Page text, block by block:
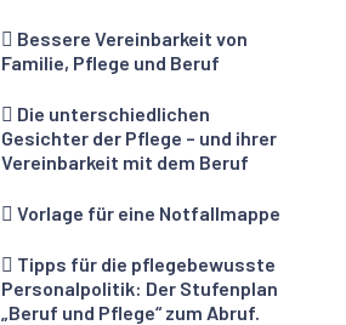
Bessere Vereinbarkeit von
Familie, Pflege und Beruf
Die unterschiedlichen
Gesichter der Pflege – und ihrer
Vereinbarkeit mit dem Beruf
Vorlage für eine Notfallmappe
Tipps für die pflegebewusste
Personalpolitik: Der Stufenplan
„Beruf und Pflege“ zum Abruf.